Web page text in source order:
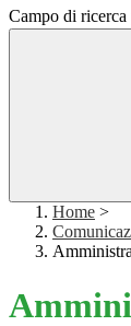
Campo di
Home >